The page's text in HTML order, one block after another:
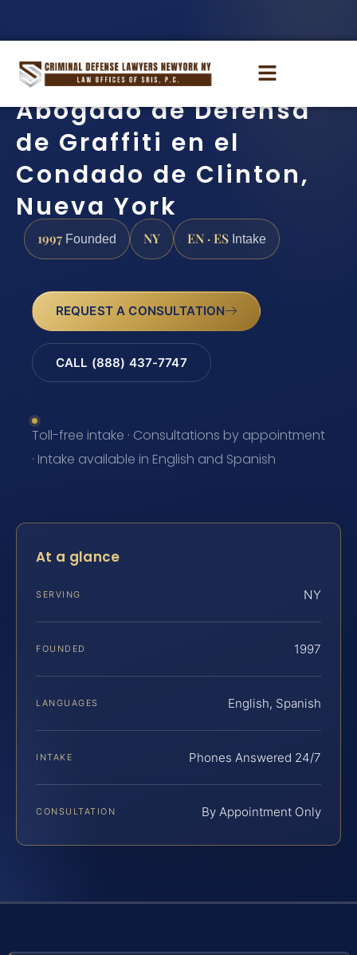
Abogado de Defensa
de Graffiti en el
Condado de Clinton,
Nueva York
1997 Founded NY EN · ES Intake
REQUEST A CONSULTATION
CALL (888) 437-7747
Toll-free intake · Consultations by appointment
· Intake available in English and Spanish
At a glance
SERVING NY
FOUNDED 1997
LANGUAGES English, Spanish
INTAKE Phones Answered 24/7
CONSULTATION By Appointment Only